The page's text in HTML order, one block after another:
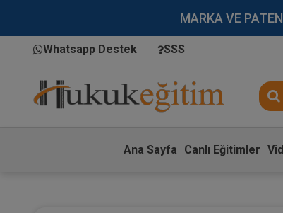
MARKA VE
Whatsapp Destek SSS
Ana Sayfa Canlı Eğitimler